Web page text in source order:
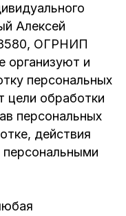
Алексей
ОГРНИП
организуют и
персональных
цели обработки
персональных
действия